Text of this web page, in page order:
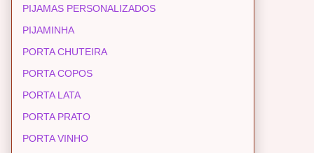
PIJAMAS PERSONALIZADOS
PIJAMINHA
PORTA CHUTEIRA
PORTA COPOS
PORTA LATA
PORTA PRATO
PORTA VINHO